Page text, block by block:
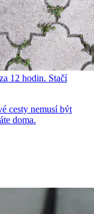
12 hodin. Stačí
cesty nemusí být
doma.